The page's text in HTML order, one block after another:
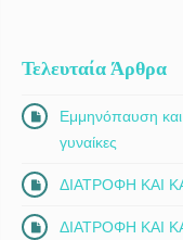
Τελευταία Άρθρα
Εμμηνόπαυση και
γυναίκες
ΔΙΑΤΡΟΦΗ ΚΑΙ
ΔΙΑΤΡΟΦΗ ΚΑΙ